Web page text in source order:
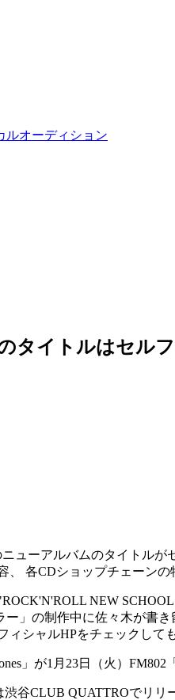
ルオーディション
タイトルはセル
ューアルバムのタイトル
各CDショップチェーンの
NEW
」の制作中に佐々木が書
シャルHPをチェックして
」が1月23日（火）FM802
谷CLUB QUATTROでリリ